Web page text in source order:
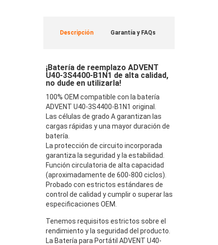
Descripción Garantía y FAQs
¡Batería de reemplazo ADVENT
U40-3S4400-B1N1 de alta calidad,
no dude en utilizarla!
100% OEM compatible con la batería
ADVENT U40-3S4400-B1N1 original.
Las células de grado A garantizan las
cargas rápidas y una mayor duración de
batería.
La protección de circuito incorporada
garantiza la seguridad y la estabilidad.
Función circulatoria de alta capacidad
(aproximadamente de 600-800 ciclos).
Probado con estrictos estándares de
control de calidad y cumplir o superar las
especificaciones OEM.
Tenemos requisitos estrictos sobre el
rendimiento y la seguridad del producto.
La Batería para Portátil ADVENT U40-